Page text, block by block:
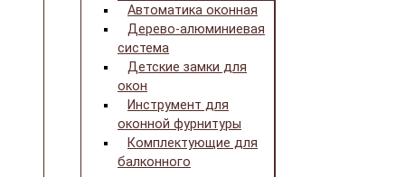
Автоматика оконная
Дерево-алюминиевая
система
Детские замки для
окон
Инструмент для
оконной фурнитуры
Комплектующие для
балконного